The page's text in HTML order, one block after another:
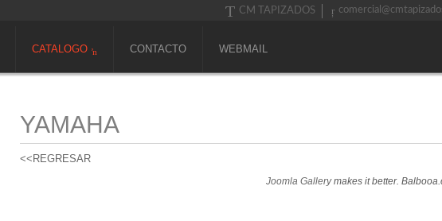
CM TAPIZADOS
CATALOGO CONTACTO WEBMAIL
YAMAHA
<<REGRESAR
Joomla Gallerymakes it better.